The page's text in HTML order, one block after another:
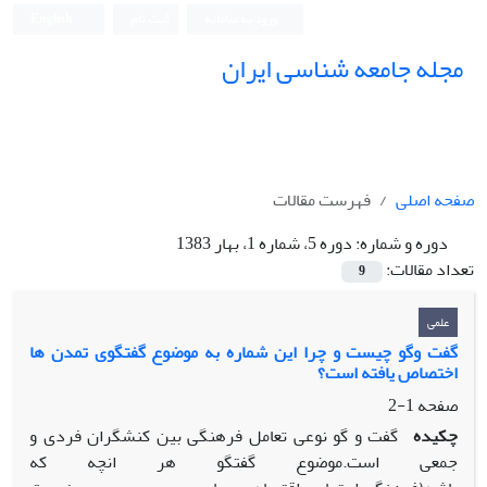
مجله جامعه شناسی ایران
صفحه اصلی
فهرست مقالات
دوره و شماره:دوره 5، شماره 1، بهار 1383
تعداد مقالات:
9
علمی
گفت وگو چیست و چرا این شماره به موضوع گفتگوی تمدن ها
اختصاص یافته است؟
صفحه1-2
چکیده گفت و گو نوعی تعامل فرهنگی بین کنشگران فردی و
جمعی است.موضوع گفتگو هر انچه که